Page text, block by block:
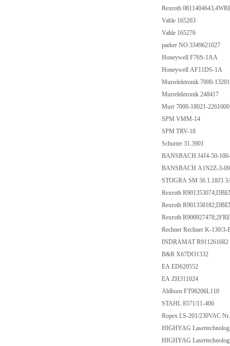
Rexroth
Vahle 165263
Vahle 165276
parker NO:3349621027
Honeywell F76S-1AA
Honeywell AF11DS-1A
Murrelektronik 7000-
Murrelektronik 248417
Murr 7000-18021-
SPM VMM-14
SPM TRV-18
Schurter 31.3901
BANSBACH J4J4-50-
BANSBACH A1N2Z-3-
STOGRA SM 56.1.18J3
Rexroth
Rexroth
Rexroth
Rechner Rechner K-130/
INDRAMAT
B&R X67DO1332
EA ED620552
EA ZH311024
Ahlborn FT98206L110
STAHL 8571/11-406
Ropex LS-201/230VAC
HIGHYAG
HIGHYAG